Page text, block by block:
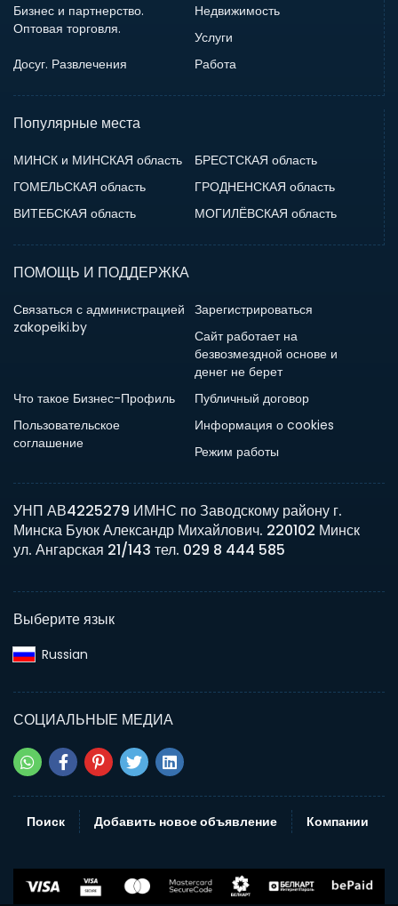
Бизнес и партнерство.
Оптовая торговля.
Недвижимость
Услуги
Досуг. Развлечения
Работа
Популярные места
МИНСК и МИНСКАЯ область
БРЕСТСКАЯ область
ГОМЕЛЬСКАЯ область
ГРОДНЕНСКАЯ область
ВИТЕБСКАЯ область
МОГИЛЁВСКАЯ область
ПОМОЩЬ И ПОДДЕРЖКА
Связаться с администрацией
zakopeiki.by
Зарегистрироваться
Сайт работает на
безвозмездной основе и
денег не берет
Что такое Бизнес-Профиль
Публичный договор
Пользовательское
соглашение
Информация о cookies
Режим работы
УНП АВ4225279 ИМНС по Заводскому району г.
Минска Буюк Александр Михайлович. 220102 Минск
ул. Ангарская 21/143 тел. 029 8 444 585
Выберите язык
Russian‎
СОЦИАЛЬНЫЕ МЕДИА
Поиск Добавить новое объявление Компании